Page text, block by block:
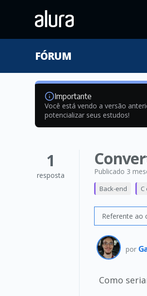
FÓRUM
Importante
Você está vendo a versão
potencializar seus estudos!
1
resposta Publicado 3
Back-end C
Referente ao
por
Como